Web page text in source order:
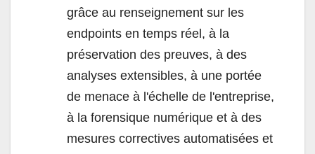
grâce au renseignement sur les
endpoints en temps réel, à la
préservation des preuves, à des
analyses extensibles, à une portée
de menace à l'échelle de l'entreprise,
à la forensique numérique et à des
mesures correctives automatisées et